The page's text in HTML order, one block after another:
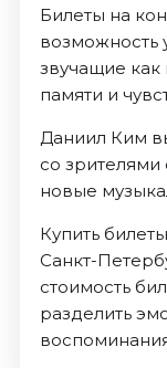
Билеты на
возможность
звучащие
памяти и
Даниил Ким
со зрителями
новые
Купить
Санкт-
стоимость
разделить